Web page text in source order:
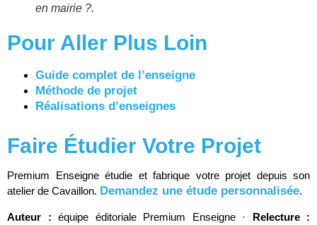
en mairie ?.
Pour Aller Plus Loin
Guide complet de l’enseigne
Méthode de projet
Réalisations d’enseignes
Faire Étudier Votre Projet
Premium Enseigne étudie et fabrique votre projet depuis son
atelier de Cavaillon. Demandez une étude personnalisée.
Auteur : équipe éditoriale Premium Enseigne · Relecture :